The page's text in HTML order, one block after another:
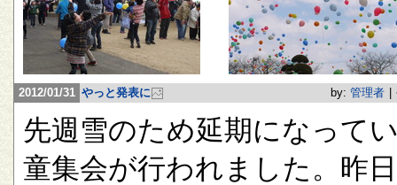
2012/01/31 やっと発表に by: 管理者
先週雪のため延期になって
童集会が行われました。昨